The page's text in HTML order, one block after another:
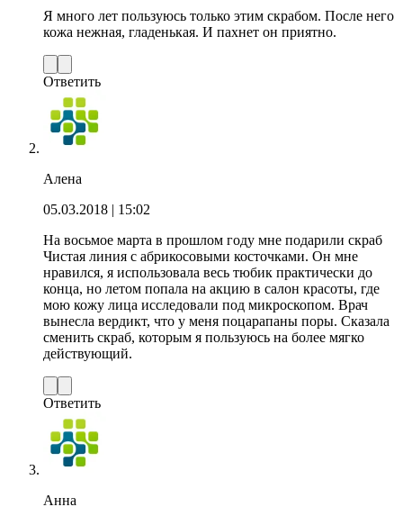
Я много лет пользуюсь только этим скрабом. После него
кожа нежная, гладенькая. И пахнет он приятно.
Ответить
Алена
05.03.2018 | 15:02
На восьмое марта в прошлом году мне подарили скраб
Чистая линия с абрикосовыми косточками. Он мне
нравился, я использовала весь тюбик практически до
конца, но летом попала на акцию в салон красоты, где
мою кожу лица исследовали под микроскопом. Врач
вынесла вердикт, что у меня поцарапаны поры. Сказала
сменить скраб, которым я пользуюсь на более мягко
действующий.
Ответить
Анна